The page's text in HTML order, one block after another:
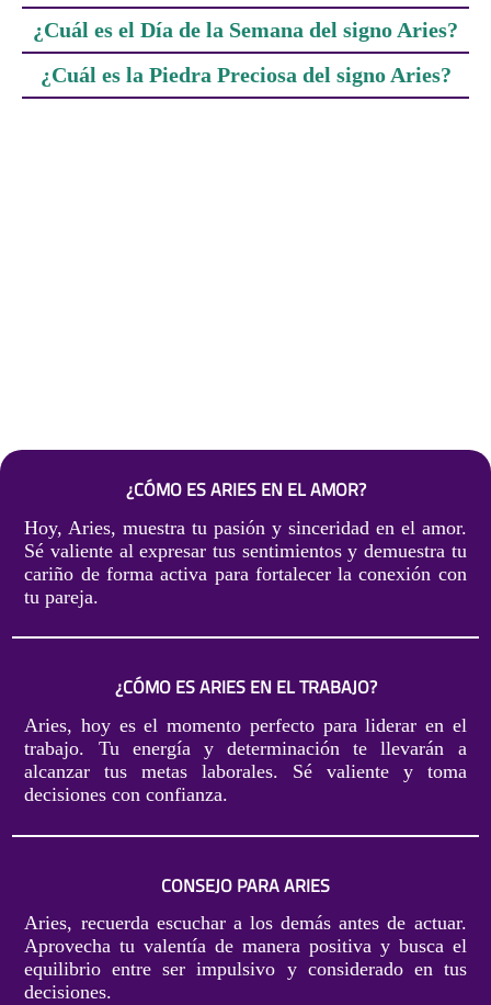
¿Cuál es el Día de la Semana del signo Aries?
¿Cuál es la Piedra Preciosa del signo Aries?
¿CÓMO ES ARIES EN EL AMOR?
Hoy, Aries, muestra tu pasión y sinceridad en el amor.
Sé valiente al expresar tus sentimientos y demuestra tu
cariño de forma activa para fortalecer la conexión con
tu pareja.
¿CÓMO ES ARIES EN EL TRABAJO?
Aries, hoy es el momento perfecto para liderar en el
trabajo. Tu energía y determinación te llevarán a
alcanzar tus metas laborales. Sé valiente y toma
decisiones con confianza.
CONSEJO PARA ARIES
Aries, recuerda escuchar a los demás antes de actuar.
Aprovecha tu valentía de manera positiva y busca el
equilibrio entre ser impulsivo y considerado en tus
decisiones.